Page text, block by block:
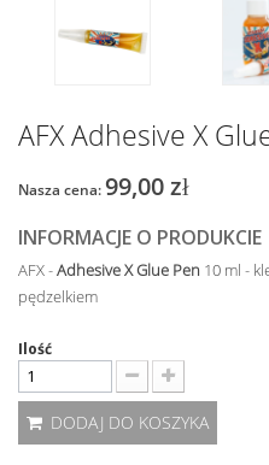
AFX Adhesive X
Nasza cena: 99,00 zł
INFORMACJE O PRODUKCIE
AFX -Adhesive X Glue Pen 10 ml -
pędzelkiem
Ilość
DODAJ DO KOSZYKA